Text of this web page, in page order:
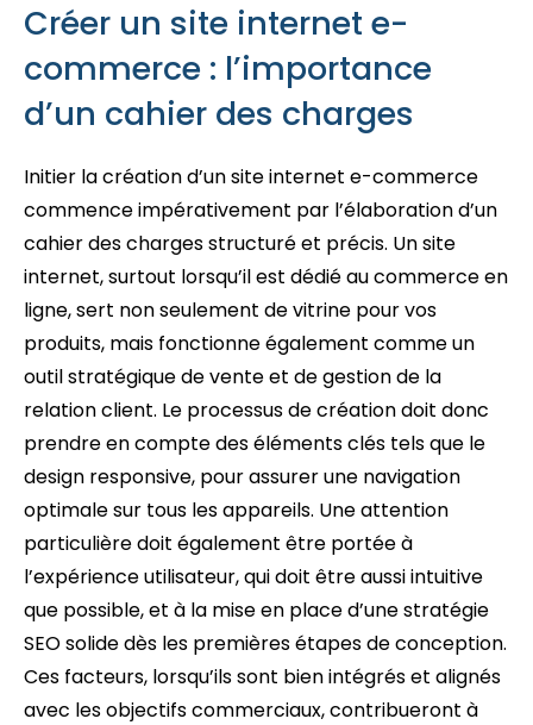
Créer un site internet e-
commerce : l’importance
d’un cahier des charges
Initier la création d’un site internet e-commerce
commence impérativement par l’élaboration d’un
cahier des charges structuré et précis. Un site
internet, surtout lorsqu’il est dédié au commerce en
ligne, sert non seulement de vitrine pour vos
produits, mais fonctionne également comme un
outil stratégique de vente et de gestion de la
relation client. Le processus de création doit donc
prendre en compte des éléments clés tels que le
design responsive, pour assurer une navigation
optimale sur tous les appareils. Une attention
particulière doit également être portée à
l’expérience utilisateur, qui doit être aussi intuitive
que possible, et à la mise en place d’une stratégie
SEO solide dès les premières étapes de conception.
Ces facteurs, lorsqu’ils sont bien intégrés et alignés
avec les objectifs commerciaux, contribueront à